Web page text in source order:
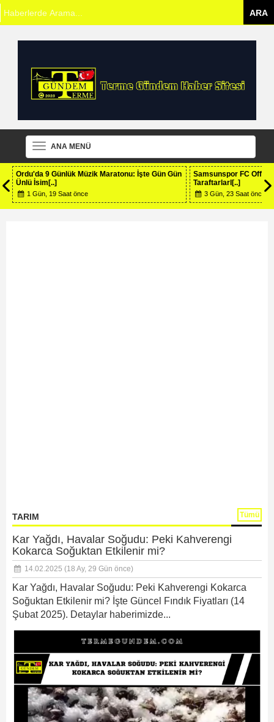
ANA MENÜ
Ordu'da 9 Günlük Müzik Maratonu: İşte Gün Gün
Ünlü İsim[..]
1 Gün, 19 Saat önce
Samsunspor FC
Taraftarlarl[..]
3 Gün, 23 Saat önce
TARIM Tümü
Kar Yağdı, Havalar Soğudu: Peki Kahverengi
Kokarca Soğuktan Etkilenir mi?
14.02.2025 (18 Ay, 29 Gün önce)
Kar Yağdı, Havalar Soğudu: Peki Kahverengi Kokarca
Soğuktan Etkilenir mi? İşte Güncel Fındık Fiyatları (14
Şubat 2025). Detaylar haberimizde...